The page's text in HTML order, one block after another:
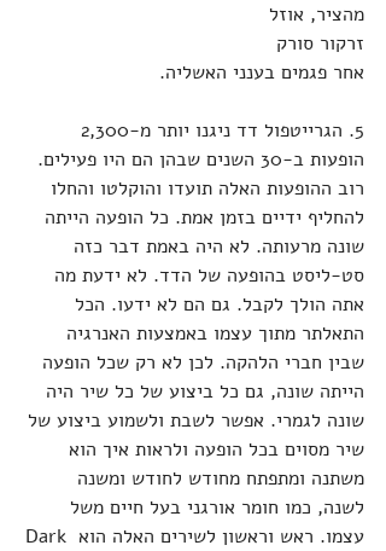
מהציר, אוזל
זרקור סורק
אחר פגמים בענני האשליה.
הופעות ב-30 השנים שבהן הם היו פעילים.
רוב ההופעות האלה תועדו והוקלטו והחלו
להחליף ידיים בזמן אמת. כל הופעה הייתה
שונה מרעותה. לא היה באמת דבר כזה
סט-ליסט בהופעה של הדד. לא ידעת מה
אתה הולך לקבל. גם הם לא ידעו. הכל
התאלתר מתוך עצמו באמצעות האנרגיה
שבין חברי הלהקה. לכן לא רק שכל הופעה
הייתה שונה, גם כל ביצוע של כל שיר היה
שונה לגמרי. אפשר לשבת ולשמוע ביצוע של
שיר מסוים בכל הופעה ולראות איך הוא
משתנה ומתפתח מחודש לחודש ומשנה
לשנה, כמו חומר אורגני בעל חיים משל
עצמו. ראש וראשון לשירים האלה הוא Dark